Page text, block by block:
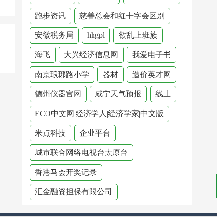
跑步资讯 慈善总会和红十字会区别
安徽税务局 hhgpl 欲乱上班族
海飞 大兴经济信息网 我爱电子书
南京琅琊路小学 器材 造价英才网
德州仪器官网 咸宁天气预报 线上
ECO中文网|经济学人|经济学家|中文版
米点科技 企业平台
城市联合网络电视台太原台
香港马会开奖记录
汇金融资担保有限公司